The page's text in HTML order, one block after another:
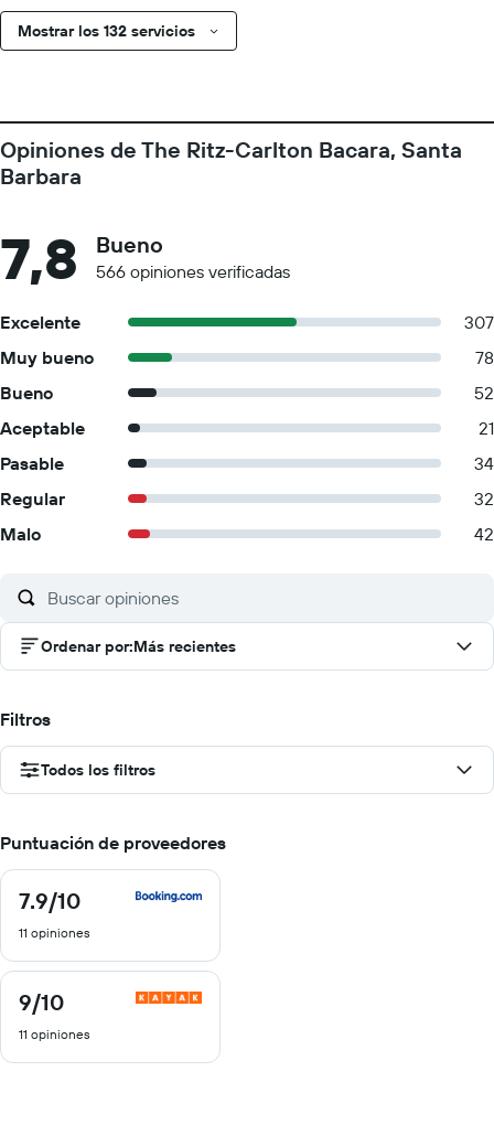
Mostrar los 132 servicios
Opiniones de The Ritz-Carlton Bacara, Santa
Barbara
7,8 Bueno
566 opiniones verificadas
Excelente
307
Muy bueno
78
Bueno
52
Aceptable
21
Pasable
34
Regular
32
Malo
42
Ordenar por:Más recientes
Filtros
Todos los filtros
Puntuación de proveedores
7.9/10
7.9
10
11 opiniones
9/10
9
de
10
11 opiniones